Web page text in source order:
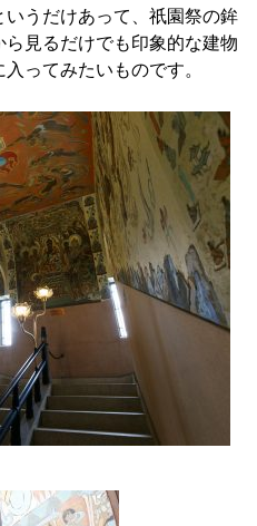
うだけあって、祇園祭の鉾
見るだけでも印象的な建物
ってみたいものです。